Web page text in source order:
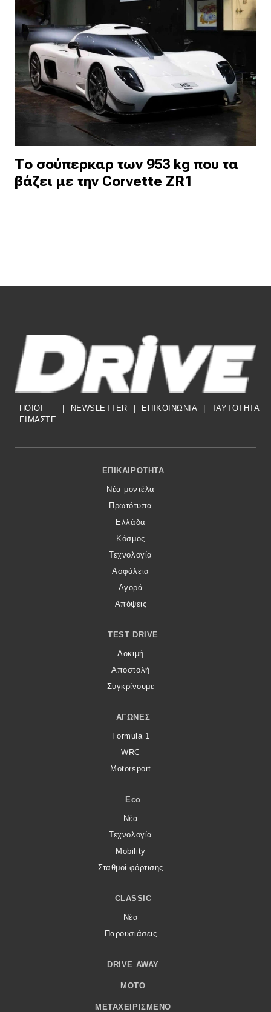
Το σούπερκαρ των 953 kg που τα
βάζει με την Corvette ZR1
ΠΟΙΟΙ
ΕΙΜΑΣΤΕ
| NEWSLETTER | ΕΠΙΚΟΙΝΩΝΙΑ | TAYTOTHTA
Footer Menu
ΕΠΙΚΑΙΡΌΤΗΤΑ
Νέα μοντέλα
Πρωτότυπα
Ελλάδα
Κόσμος
Τεχνολογία
Ασφάλεια
Αγορά
Απόψεις
TEST DRIVE
Δοκιμή
Αποστολή
Συγκρίνουμε
ΑΓΏΝΕΣ
Formula 1
WRC
Motorsport
Eco
Νέα
Τεχνολογία
Mobility
Σταθμοί φόρτισης
CLASSIC
Νέα
Παρουσιάσεις
DRIVE AWAY
MOTO
ΜΕΤΑΧΕΙΡΙΣΜΈΝΟ